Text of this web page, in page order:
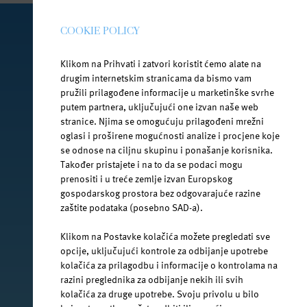
facebook.com/jana.water/
@janawater
youtube.com/jana-water
COOKIE POLICY
Klikom na Prihvati i zatvori koristit ćemo alate na
drugim internetskim stranicama da bismo vam
pružili prilagođene informacije u marketinške svrhe
putem partnera, uključujući one izvan naše web
stranice. Njima se omogućuju prilagođeni mrežni
oglasi i proširene mogućnosti analize i procjene koje
se odnose na ciljnu skupinu i ponašanje korisnika.
Također pristajete i na to da se podaci mogu
prenositi i u treće zemlje izvan Europskog
gospodarskog prostora bez odgovarajuće razine
zaštite podataka (posebno SAD-a).
Klikom na Postavke kolačića možete pregledati sve
opcije, uključujući kontrole za odbijanje upotrebe
kolačića za prilagodbu i informacije o kontrolama na
razini preglednika za odbijanje nekih ili svih
kolačića za druge upotrebe. Svoju privolu u bilo